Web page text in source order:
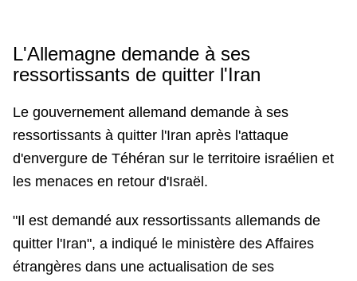
L'Allemagne demande à ses
ressortissants de quitter l'Iran
Le gouvernement allemand demande à ses
ressortissants à quitter l'Iran après l'attaque
d'envergure de Téhéran sur le territoire israélien et
les menaces en retour d'Israël.
"Il est demandé aux ressortissants allemands de
quitter l'Iran", a indiqué le ministère des Affaires
étrangères dans une actualisation de ses